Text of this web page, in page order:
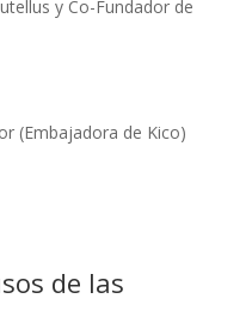
y Co-Fundador de
(Embajadora de Kico)
de las